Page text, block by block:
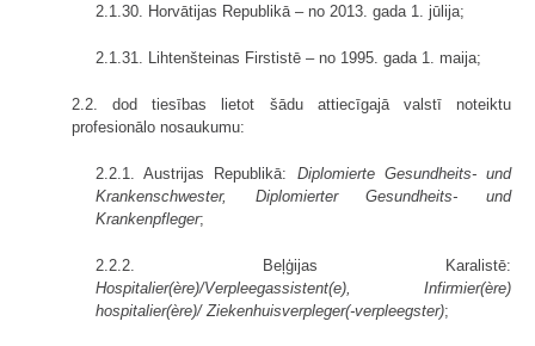
2.1.30. Horvātijas Republikā – no 2013. gada 1. jūlija;
2.1.31. Lihtenšteinas Firstistē – no 1995. gada 1. maija;
2.2. dod tiesības lietot šādu attiecīgajā valstī noteiktu
profesionālo nosaukumu:
2.2.1. Austrijas Republikā: Diplomierte Gesundheits- und
Krankenschwester, Diplomierter Gesundheits- und
Krankenpfleger;
2.2.2. Beļģijas Karalistē:
Hospitalier(ère)/Verpleegassistent(e), Infirmier(ère)
hospitalier(ère)/ Ziekenhuisverpleger(-verpleegster);